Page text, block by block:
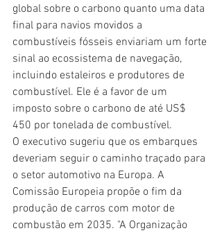
global sobre o carbono quanto uma data
final para navios movidos a
combustíveis fósseis enviariam um forte
sinal ao ecossistema de navegação,
incluindo estaleiros e produtores de
combustível. Ele é a favor de um
imposto sobre o carbono de até US$
450 por tonelada de combustível.
O executivo sugeriu que os embarques
deveriam seguir o caminho traçado para
o setor automotivo na Europa. A
Comissão Europeia propõe o fim da
produção de carros com motor de
combustão em 2035. "A Organização